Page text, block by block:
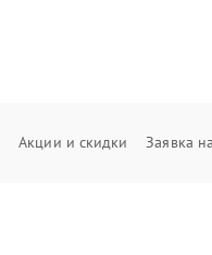
Акции и скидки Заявка